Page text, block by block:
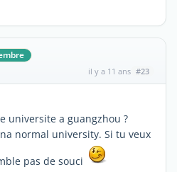
il y a 11 ans #23
universite a guangzhou ?
normal university. Si tu veux
pas de souci